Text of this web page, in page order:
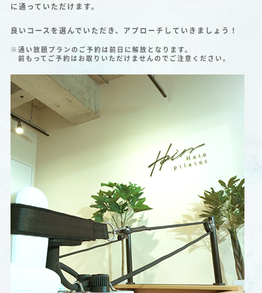
に通っていただけます。
良いコースを選んでいただき、アプローチしていきましょう！
※通い放題プランのご予約は前日に解放となります。
前もってご予約はお取りいただけませんのでご注意ください。